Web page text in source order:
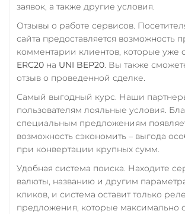
USD
ERC20
XLM
RUB
РНКБ
СБП
заявок, а также другие условия.
Отзывы о работе сервисов.
сайта предоставляется возможность
комментарии клиентов, которые уже
ERC20 на UNI BEP20. Вы также
отзыв о проведенной сделке.
Самый выгодный курс. Наши
пользователям лояльные условия.
специальным предложениям
возможность сэкономить – выгода
при конвертации крупных сумм.
Удобная система поиска. Находите
валюты, названию и другим
кликов, и система оставит только
предложения, которые максимально